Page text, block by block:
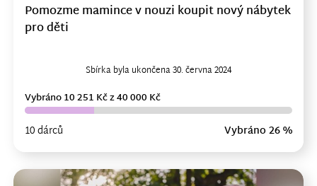
Pomozme mamince v nouzi koupit nový nábytek
pro děti
Sbírka byla ukončena 30. června 2024
10 dárců Vybráno 26 %
Vybráno 10 251 Kč z 40 000 Kč